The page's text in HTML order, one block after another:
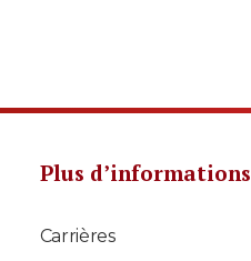
Plus d’informations
Carrières